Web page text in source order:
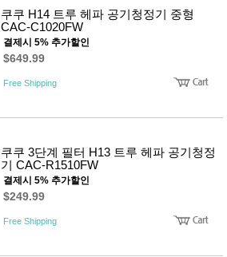
쿠쿠 H14 트루 헤파 공기청정기 중형
CAC-C1020FW
결제시 5% 추가할인
$649.99
Free Shipping
쿠쿠 3단계 필터 H13 트루 헤파 공기청정
기 CAC-R1510FW
결제시 5% 추가할인
$249.99
Free Shipping